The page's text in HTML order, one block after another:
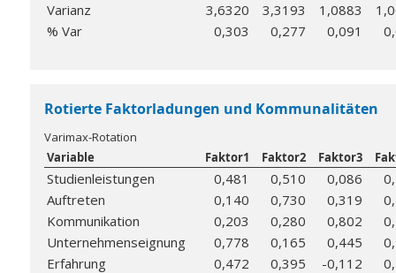
Varianz 3,6320 3,3193 1,0883
% Var
0,303 0,277 0,091
Rotierte Faktorladungen und Kommunalitäten
Varimax-Rotation
Variable
Faktor1 Faktor2 Faktor3
Studienleistungen 0,481 0,510 0,086
Auftreten
0,140 0,730 0,319
Kommunikation
0,203 0,280 0,802
Unternehmenseignung
0,778 0,165 0,445
Erfahrung
0,472 0,395 -0,112